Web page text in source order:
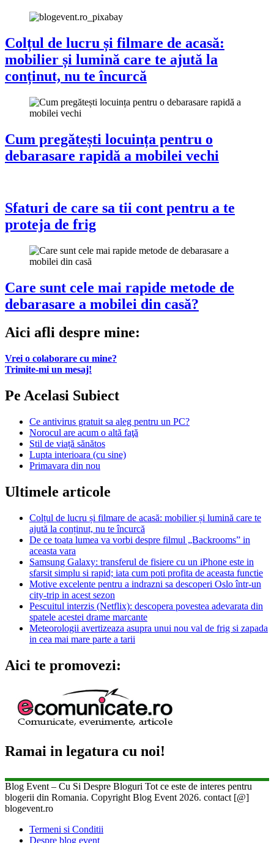
Colțul de lucru și filmare de acasă:
mobilier și lumină care te ajută la
conținut, nu te încurcă
Cum pregătești locuința pentru o
debarasare rapidă a mobilei vechi
Sfaturi de care sa tii cont pentru a te
proteja de frig
Care sunt cele mai rapide metode de
debarasare a mobilei din casă?
Aici afli despre mine:
Vrei o colaborare cu mine?
Trimite-mi un mesaj!
Pe Acelasi Subiect
Ce antivirus gratuit sa aleg pentru un PC?
Norocul are acum o altă faţă
Stil de viață sănătos
Lupta interioara (cu sine)
Primavara din nou
Ultimele articole
Colțul de lucru și filmare de acasă: mobilier și lumină care te
ajută la conținut, nu te încurcă
De ce toata lumea va vorbi despre filmul „Backrooms” in
aceasta vara
Samsung Galaxy: transferul de fisiere cu un iPhone este in
sfarsit simplu si rapid; iata cum poti profita de aceasta functie
Motive excelente pentru a indrazni sa descoperi Oslo într-un
city-trip in acest sezon
Pescuitul interzis (Netflix): descopera povestea adevarata din
spatele acestei drame marcante
Meteorologii avertizeaza asupra unui nou val de frig si zapada
in cea mai mare parte a tarii
Aici te promovezi:
Ramai in legatura cu noi!
Blog Event – Cu Si Despre Bloguri Tot ce este de interes pentru
blogerii din Romania. Copyright Blog Event 2026. contact [@]
blogevent.ro
Termeni si Conditii
Despre blog event